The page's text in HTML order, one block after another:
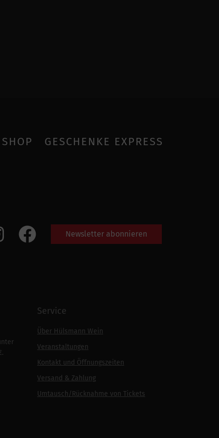
SHOP GESCHENKE EXPRESS
Newsletter abonnieren
Service
Über Hülsmann Wein
Veranstaltungen
Kontakt und Öffnungszeiten
Versand & Zahlung
Umtausch/Rücknahme von Tickets